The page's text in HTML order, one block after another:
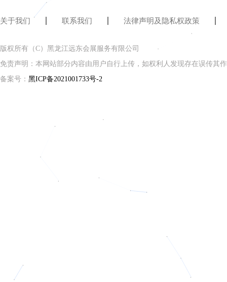
在国际赛场上让中国运动员能够穿上自己的民
一、规模第一的目标滑向世界。
企业相册
关于我们 联系我们 法律声明及隐私权政策
版权所有（C）黑龙江远东会展服务有限公司
免责声明：本网站部分内容由用户自行上传，如权利人发现存在误传其
备案号： 黑ICP备2021001733号-2